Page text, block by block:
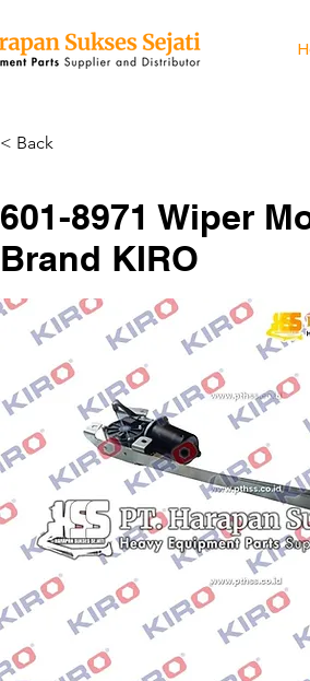
< Back
601-8971 Wiper
Brand KIRO